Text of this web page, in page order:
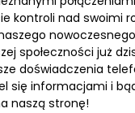
kontroli nad swoimi
społeczności już
doświadczenia
się informacjami i
naszą stronę!